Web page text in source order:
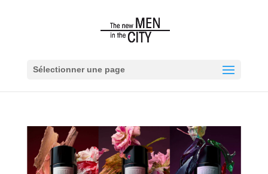
Sélectionner une page